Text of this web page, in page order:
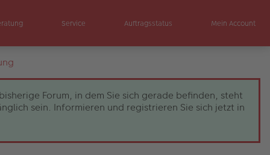
Service Auftragsstatus Mein Account
Forum, in dem Sie sich gerade befinden, steht
sein. Informieren und registrieren Sie sich jetzt in